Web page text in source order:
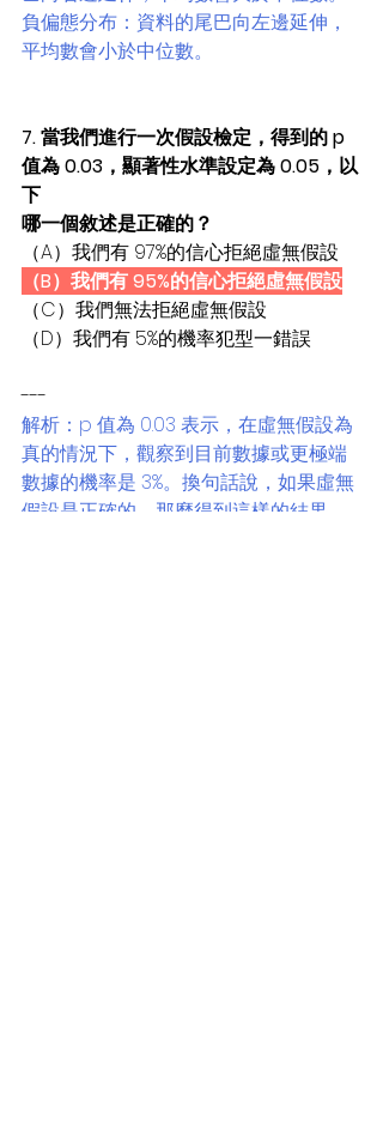
負偏態分布：資料的尾巴向左邊延伸，
平均數會小於中位數。
7. 當我們進行一次假設檢定，得到的 p
值為 0.03，顯著性水準設定為 0.05，以
下
哪一個敘述是正確的？
（A）我們有 97%的信心拒絕虛無假設
（B）我們有 95%的信心拒絕虛無假設
（C）我們無法拒絕虛無假設
（D）我們有 5%的機率犯型一錯誤
---
解析：p 值為 0.03 表示，在虛無假設為
真的情況下，觀察到目前數據或更極端
數據的機率是 3%。換句話說，如果虛無
假設是正確的，那麼得到這樣的結果